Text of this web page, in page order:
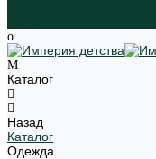
Каталог
Назад
Каталог
Одежда